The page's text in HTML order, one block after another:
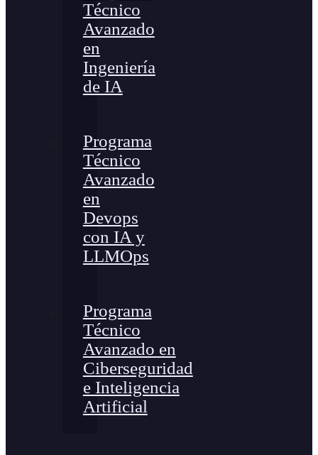
Técnico
Avanzado
en
Ingeniería
de IA
Programa
Técnico
Avanzado
en
Devops
con IA y
LLMOps
Programa
Técnico
Avanzado en
Ciberseguridad
e Inteligencia
Artificial